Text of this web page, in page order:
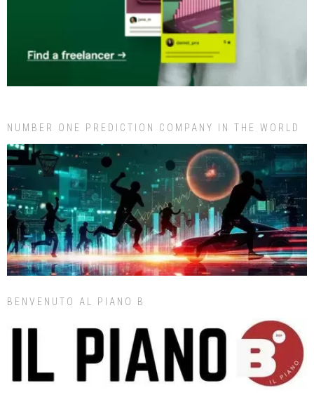
NUMBER ONE PREDICTION COMPANY IN THE WORLD
BENVENUTO AL PIANO B